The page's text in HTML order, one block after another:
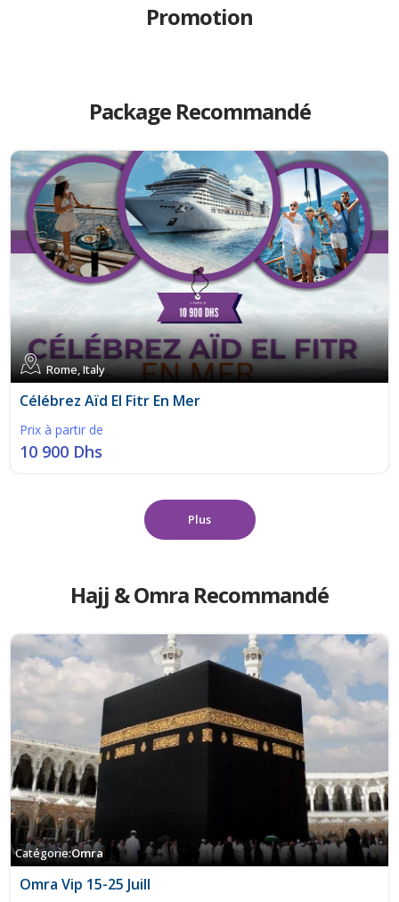
Promotion
Package Recommandé
Rome, Italy
Célébrez Aïd El Fitr En Mer
Prix à partir de
10 900 Dhs
Plus
Hajj & Omra Recommandé
Catégorie:Omra
Omra Vip 15-25 Juill